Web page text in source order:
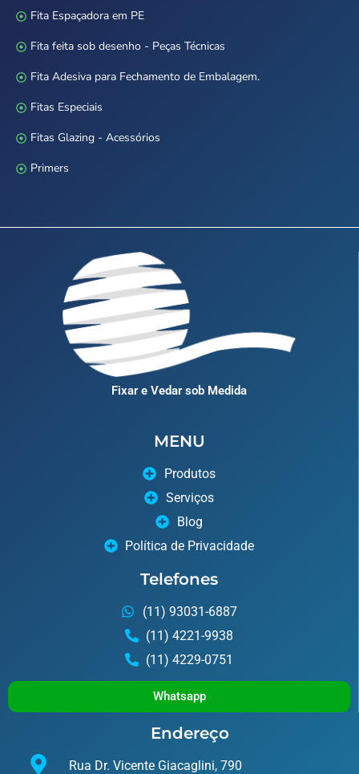
Fita Espaçadora em PE
Fita feita sob desenho - Peças Técnicas
Fita Adesiva para Fechamento de Embalagem.
Fitas Especiais
Fitas Glazing - Acessórios
Primers
Fixar e Vedar sob Medida
MENU
Produtos
Serviços
Blog
Política de Privacidade
Telefones
(11) 93031-6887
(11) 4221-9938
(11) 4229-0751
Whatsapp
Endereço
Rua Dr. Vicente Giacaglini, 790